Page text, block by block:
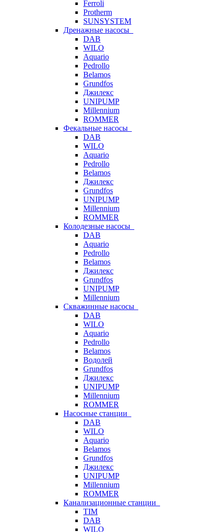
Ferroli
Protherm
SUNSYSTEM
Дренажные насосы
DAB
WILO
Aquario
Pedrollo
Belamos
Grundfos
Джилекс
UNIPUMP
Millennium
ROMMER
Фекальные насосы
DAB
WILO
Aquario
Pedrollo
Belamos
Джилекс
Grundfos
UNIPUMP
Millennium
ROMMER
Колодезные насосы
DAB
Aquario
Pedrollo
Belamos
Джилекс
Grundfos
UNIPUMP
Millennium
Скважинные насосы
DAB
WILO
Aquario
Pedrollo
Belamos
Водолей
Grundfos
Джилекс
UNIPUMP
Millennium
ROMMER
Насосные станции
DAB
WILO
Aquario
Belamos
Grundfos
Джилекс
UNIPUMP
Millennium
ROMMER
Канализационные станции
TIM
DAB
WILO